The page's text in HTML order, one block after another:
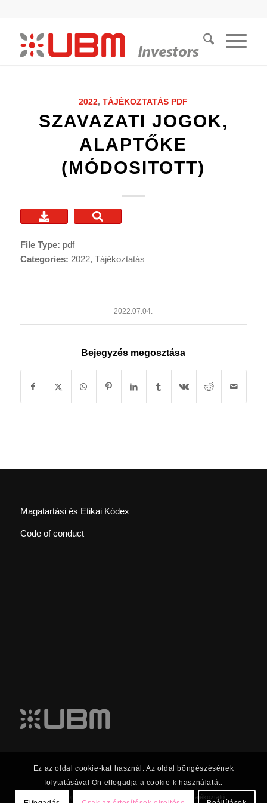
2022,TÁJÉKOZTATÁS PDF
SZAVAZATI JOGOK,
ALAPTŐKE
(MÓDOSITOTT)
File Type: pdf
Categories: 2022, Tájékoztatás
2022.07.04.
Bejegyzés megosztása
Magatartási és Etikai Kódex
Code of conduct
© 2023 UBM Csoport Befektetői kapcsolatok | Adatkezelési tájékoztató
Ez az oldal cookie-kat használ. Az oldal böngészésének
folytatásával Ön elfogadja a cookie-k használatát.